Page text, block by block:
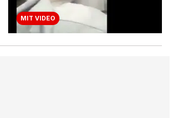
MIT VIDEO